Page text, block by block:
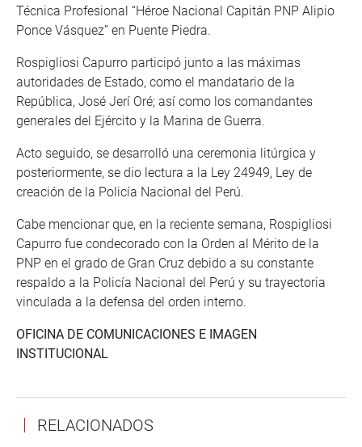
Técnica Profesional “Héroe Nacional Capitán PNP Alipio
Ponce Vásquez” en Puente Piedra.
Rospigliosi Capurro participó junto a las máximas
autoridades de Estado, como el mandatario de la
República, José Jerí Oré; así como los comandantes
generales del Ejército y la Marina de Guerra.
Acto seguido, se desarrolló una ceremonia litúrgica y
posteriormente, se dio lectura a la Ley 24949, Ley de
creación de la Policía Nacional del Perú.
Cabe mencionar que, en la reciente semana, Rospigliosi
Capurro fue condecorado con la Orden al Mérito de la
PNP en el grado de Gran Cruz debido a su constante
respaldo a la Policía Nacional del Perú y su trayectoria
vinculada a la defensa del orden interno.
OFICINA DE COMUNICACIONES E IMAGEN
INSTITUCIONAL
RELACIONADOS